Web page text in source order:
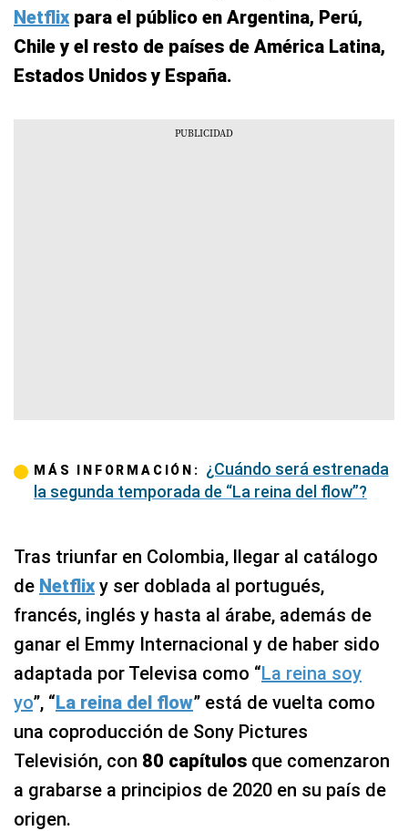
Netflix para el público en Argentina, Perú,
Chile y el resto de países de América Latina,
Estados Unidos y España.
MÁS INFORMACIÓN: ¿Cuándo será estrenada
la segunda temporada de “La reina del flow”?
Tras triunfar en Colombia, llegar al catálogo
de Netflix y ser doblada al portugués,
francés, inglés y hasta al árabe, además de
ganar el Emmy Internacional y de haber sido
adaptada por Televisa como “La reina soy
yo”, “La reina del flow” está de vuelta como
una coproducción de Sony Pictures
Televisión, con 80 capítulos que comenzaron
a grabarse a principios de 2020 en su país de
origen.